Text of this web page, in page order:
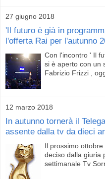
27 giugno 2018
'Il futuro è già in
l'offerta Rai per l'autunno
Con l'incontro ' Il
si è aperto con un
Fabrizio Frizzi ,
12 marzo 2018
In autunno tornerà il
assente dalla tv da dieci
Il prossimo
deciso dalla giuria
settimanale Tv